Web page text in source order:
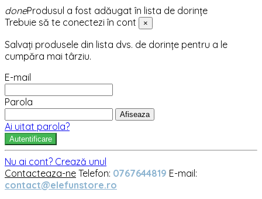
doneProdusul a fost adăugat în lista de dorințe
Trebuie să te conectezi în cont
×
Salvați produsele din lista dvs. de dorințe pentru a le
cumpăra mai târziu.
E-mail
Parola
Afiseaza
Ai uitat parola?
Autentificare
Nu ai cont? Crează unul
Contacteaza-ne Telefon: 0767644819 E-mail:
contact@elefunstore.ro